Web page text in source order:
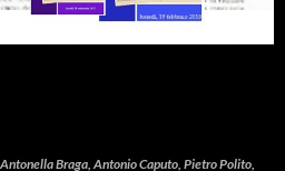
Braga, Antonio Caputo, Pietro Polito,